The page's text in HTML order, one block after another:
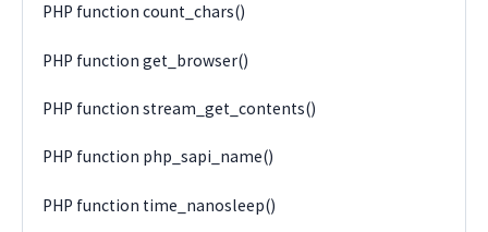
PHP function count_chars()
PHP function get_browser()
PHP function stream_get_contents()
PHP function php_sapi_name()
PHP function time_nanosleep()